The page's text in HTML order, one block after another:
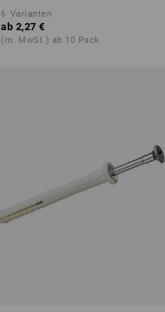
6 Varianten
ab 2,27 €
(m. MwSt.) ab 10 Pack